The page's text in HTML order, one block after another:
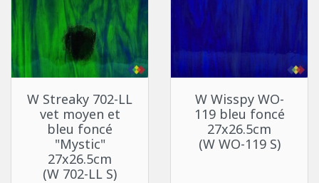
W Streaky 702-LL
vet moyen et
bleu foncé
"Mystic"
27x26.5cm
(W 702-LL S)
W Wisspy WO-
119 bleu foncé
27x26.5cm
(W WO-119 S)